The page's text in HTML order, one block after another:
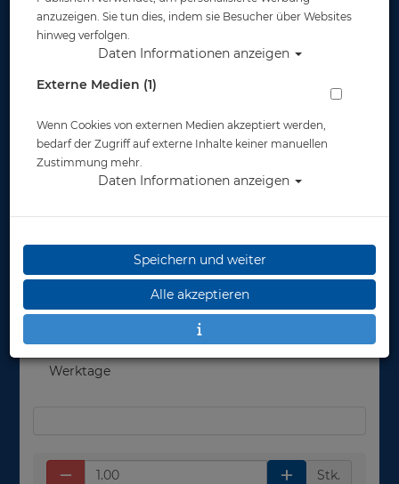
Head RACING TANK Damen - Farbe:
schwarz/silber - Größe: 42 - Abverkauf #
Artikelnr.: head-45210142bksi
Herstellerpreis: 49,90 €
49,90 €
Werktage
Stk.
anzuzeigen. Sie tun dies, indem sie Besucher über Websites
hinweg verfolgen.
Daten Informationen anzeigen
Externe Medien (1)
Wenn Cookies von externen Medien akzeptiert werden,
bedarf der Zugriff auf externe Inhalte keiner manuellen
Zustimmung mehr.
Daten Informationen anzeigen
Speichern und weiter
Alle akzeptieren